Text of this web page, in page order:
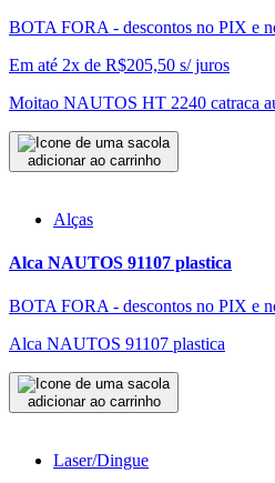
BOTA FORA - descontos no PIX e
Em até 2x de R$205,50 s/ juros
Moitao NAUTOS HT 2240 catraca
adicionar ao carrinho
Alças
Alca NAUTOS 91107 plastica
BOTA FORA - descontos no PIX e
Alca NAUTOS 91107 plastica
adicionar ao carrinho
Laser/Dingue